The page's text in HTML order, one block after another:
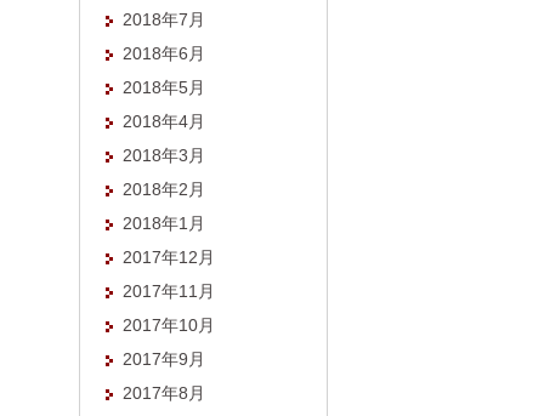
2018年7月
2018年6月
2018年5月
2018年4月
2018年3月
2018年2月
2018年1月
2017年12月
2017年11月
2017年10月
2017年9月
2017年8月